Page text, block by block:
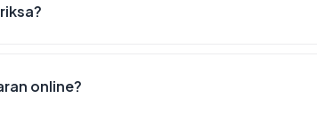
online?